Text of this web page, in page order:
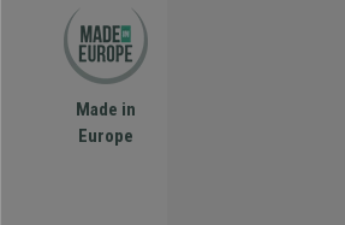
Made in
Europe